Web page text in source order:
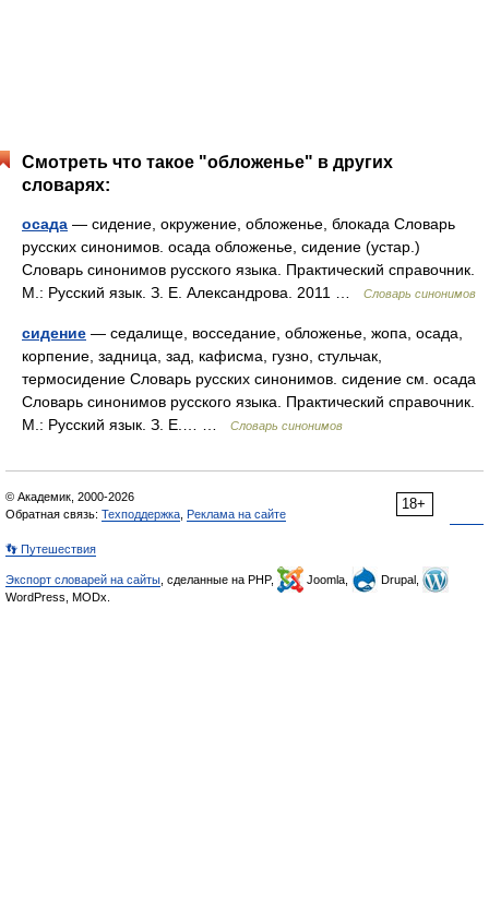
Смотреть что такое "обложенье" в других
словарях:
осада — сидение, окружение, обложенье, блокада Словарь
русских синонимов. осада обложенье, сидение (устар.)
Словарь синонимов русского языка. Практический справочник.
М.: Русский язык. З. Е. Александрова. 2011 …
Словарь синонимов
сидение — седалище, восседание, обложенье, жопа, осада,
корпение, задница, зад, кафисма, гузно, стульчак,
термосидение Словарь русских синонимов. сидение см. осада
Словарь синонимов русского языка. Практический справочник.
М.: Русский язык. З. Е.… …
Словарь синонимов
18+
© Академик, 2000-2026
Обратная связь: Техподдержка Реклама на сайте
👣 Путешествия
Экспорт словарей на сайты , сделанные на PHP, Joomla,
Drupal,
WordPress, MODx.